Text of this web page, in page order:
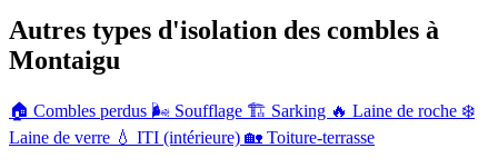
Autres types d'isolation des combles à
Montaigu
🏠 Combles perdus 🌬️ Soufflage 🏗️ Sarking 🔥 Laine de roche ❄️
Laine de verre 💧 ITI (intérieure) 🏡 Toiture-terrasse